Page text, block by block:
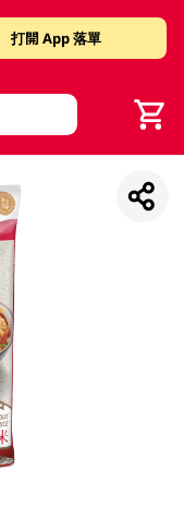
打開 App 落單